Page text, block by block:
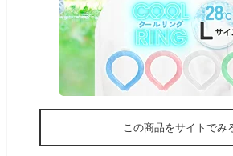
この商品をサイトでみ